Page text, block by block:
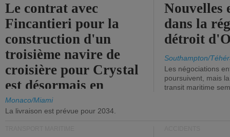
Le contrat avec
Fincantieri pour la
construction d'un
troisième navire de
croisière pour Crystal
est désormais en
vigueur.
Monaco/Miami
La livraison est prévue pour 2034.
Nouvelles
dans la
détroit
Southampton/
Les négociations
poursuivent, mais
transit maritime